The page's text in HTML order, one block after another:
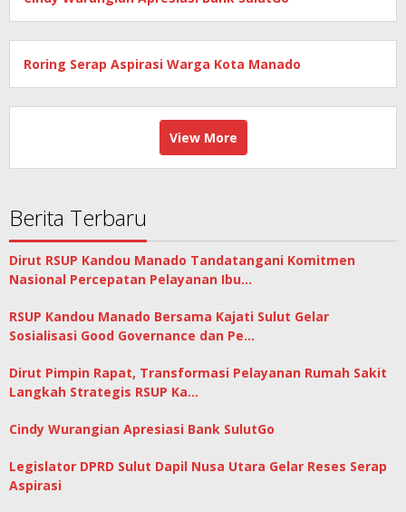
Roring Serap Aspirasi Warga Kota Manado
View More
Berita Terbaru
Dirut RSUP Kandou Manado Tandatangani Komitmen
Nasional Percepatan Pelayanan Ibu…
RSUP Kandou Manado Bersama Kajati Sulut Gelar
Sosialisasi Good Governance dan Pe…
Dirut Pimpin Rapat, Transformasi Pelayanan Rumah Sakit
Langkah Strategis RSUP Ka…
Cindy Wurangian Apresiasi Bank SulutGo
Legislator DPRD Sulut Dapil Nusa Utara Gelar Reses Serap
Aspirasi